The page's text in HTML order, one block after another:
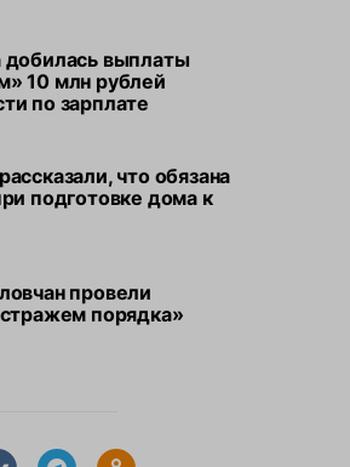
10
по
2026
добилась выплаты
10 млн рублей
по зарплате
что обязана
подготовке дома к
провели
порядка»